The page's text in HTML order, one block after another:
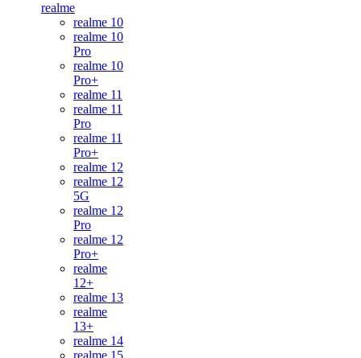
realme
realme 10
realme 10
Pro
realme 10
Pro+
realme 11
realme 11
Pro
realme 11
Pro+
realme 12
realme 12
5G
realme 12
Pro
realme 12
Pro+
realme
12+
realme 13
realme
13+
realme 14
realme 15